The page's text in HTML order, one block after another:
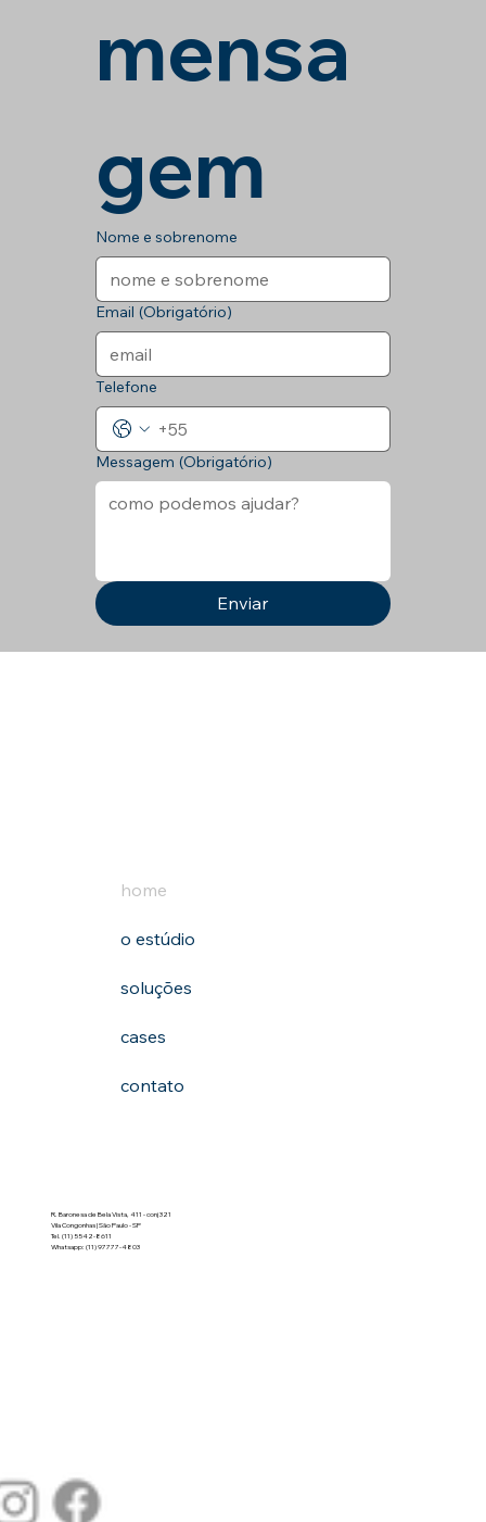
mensa
gem
Nome e sobrenome
Email (Obrigatório)
Telefone
Messagem (Obrigatório)
Enviar
home
o estúdio
soluções
cases
contato
R. Baronesa de Bela Vista, 411 - conj 321
Vila Congonhas | São Paulo - SP
Tel. (11) 5542-8611
Whatsapp: (11) 97777-4803